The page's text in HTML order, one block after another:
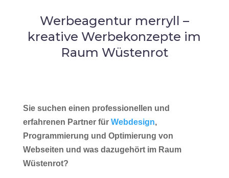
Werbeagentur merryll –
kreative Werbekonzepte im
Raum Wüstenrot
Sie suchen einen professionellen und
erfahrenen Partner für Webdesign,
Programmierung und Optimierung von
Webseiten und was dazugehört im Raum
Wüstenrot?